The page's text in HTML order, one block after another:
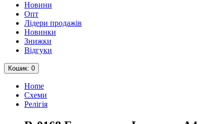
Новини
Опт
Лідери продажів
Новинки
Знижки
Відгуки
Кошик: 0
Home
Схеми
Релігія